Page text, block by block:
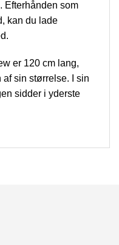
Efterhånden som
kan du lade
er 120 cm lang,
sin størrelse. I sin
sidder i yderste